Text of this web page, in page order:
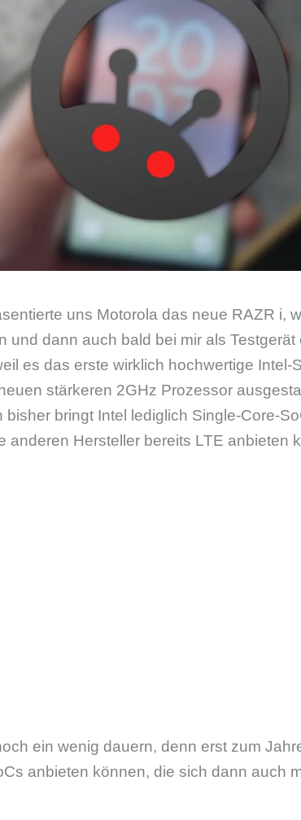
uns Motorola das neue RAZR i,
und dann auch bald bei mir als Testgerät
es das erste wirklich hochwertige Intel-
stärkeren 2GHz Prozessor
bisher bringt Intel lediglich Single-Core-
anderen Hersteller bereits LTE anbieten
ein wenig dauern, denn erst zum
anbieten können, die sich dann auch